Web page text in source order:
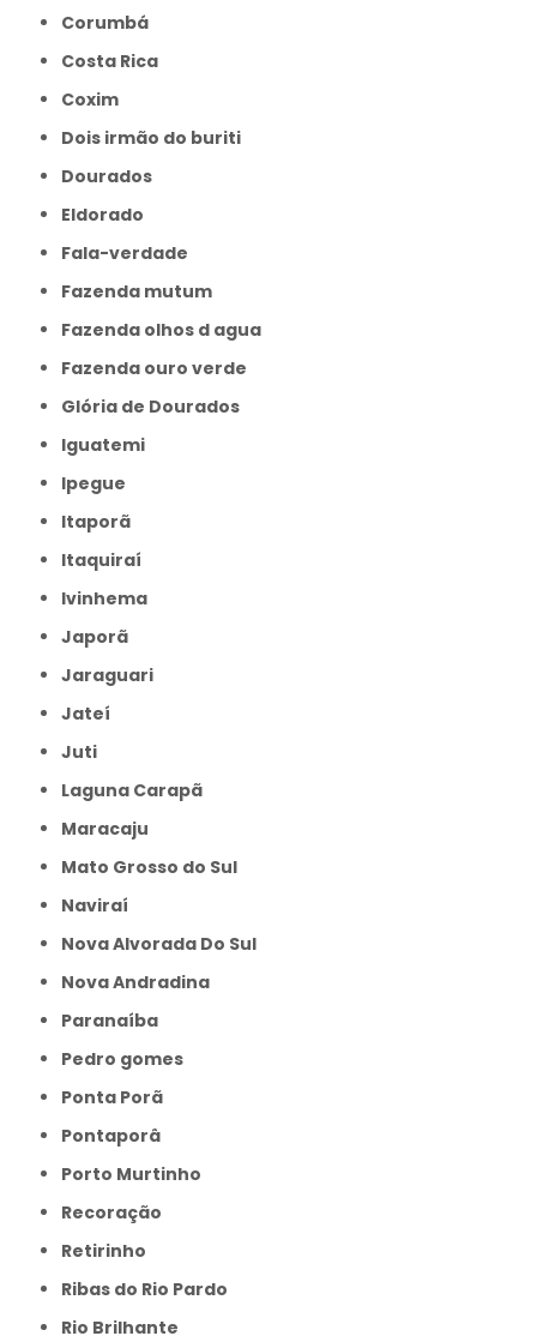
Corumbá
Costa Rica
Coxim
Dois irmão do buriti
Dourados
Eldorado
Fala-verdade
Fazenda mutum
Fazenda olhos d agua
Fazenda ouro verde
Glória de Dourados
Iguatemi
Ipegue
Itaporã
Itaquiraí
Ivinhema
Japorã
Jaraguari
Jateí
Juti
Laguna Carapã
Maracaju
Mato Grosso do Sul
Naviraí
Nova Alvorada Do Sul
Nova Andradina
Paranaíba
Pedro gomes
Ponta Porã
Pontaporâ
Porto Murtinho
Recoração
Retirinho
Ribas do Rio Pardo
Rio Brilhante